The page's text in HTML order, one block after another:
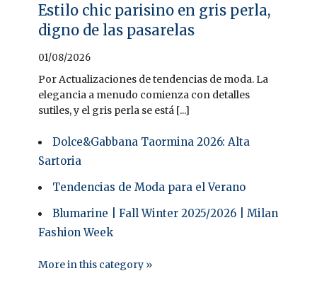
Estilo chic parisino en gris perla,
digno de las pasarelas
01/08/2026
Por Actualizaciones de tendencias de moda. La
elegancia a menudo comienza con detalles
sutiles, y el gris perla se está [...]
Dolce&Gabbana Taormina 2026: Alta
Sartoria
Tendencias de Moda para el Verano
Blumarine | Fall Winter 2025/2026 | Milan
Fashion Week
More in this category »